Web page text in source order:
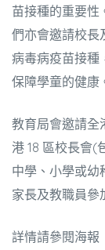
苗接種的重要性
們亦會邀請校長
病毒病疫苗接種
保障學童的健康
教育局會邀請全
港 18 區校長會(
中學、小學或幼
家長及教職員參
詳情請參閱海報